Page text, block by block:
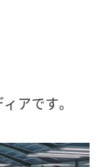
アです。